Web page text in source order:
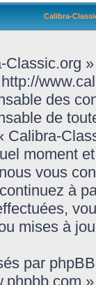
Calibra-
des
de
Calibra-
moment
vous
à
mises à
par